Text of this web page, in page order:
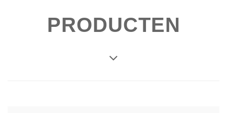
PRODUCTEN